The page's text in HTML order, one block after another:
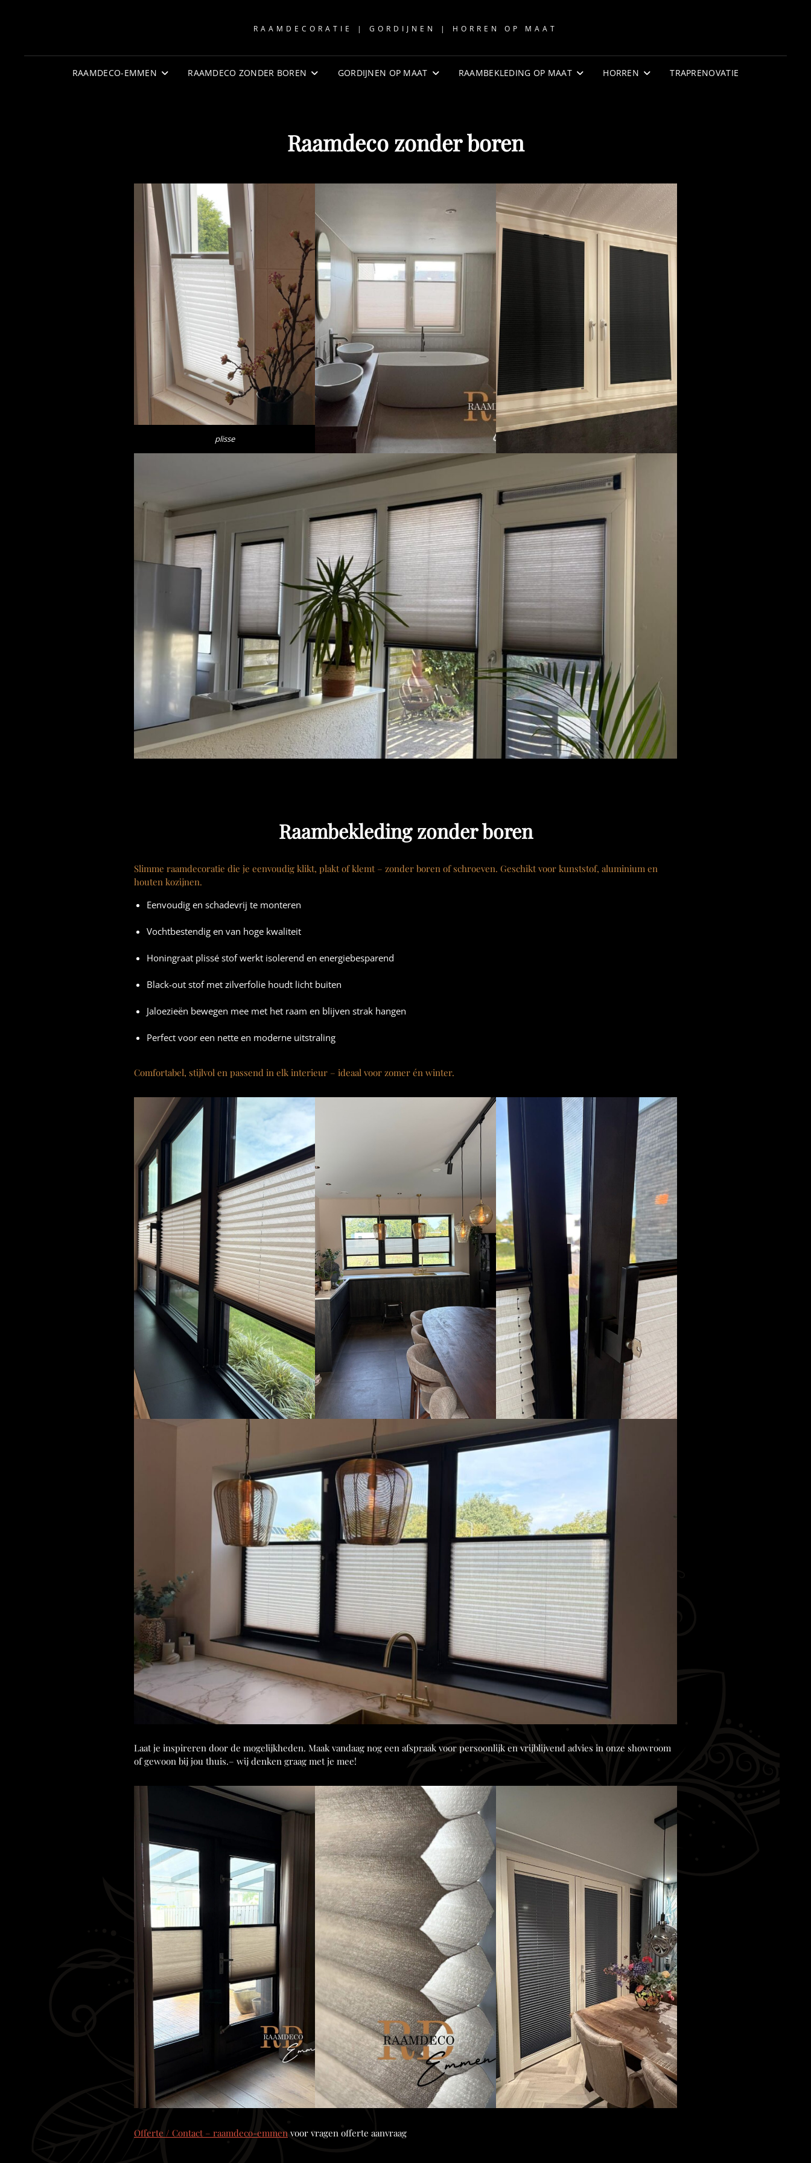
RAAMDECORATIE | GORDIJNEN | HORREN OP MAAT
RAAMDECO-EMMEN RAAMDECO ZONDER BOREN GORDIJNEN OP MAAT RAAMBEKLEDING OP MAAT HORREN TRAPRENOVATIE
Raamdeco zonder boren
plisse
Raambekleding zonder boren
Slimme raamdecoratie die je eenvoudig klikt, plakt of klemt – zonder boren of schroeven. Geschikt voor kunststof, aluminium en
houten kozijnen.
Eenvoudig en schadevrij te monteren
Vochtbestendig en van hoge kwaliteit
Honingraat plissé stof werkt isolerend en energiebesparend
Black-out stof met zilverfolie houdt licht buiten
Jaloezieën bewegen mee met het raam en blijven strak hangen
Perfect voor een nette en moderne uitstraling
Comfortabel, stijlvol en passend in elk interieur – ideaal voor zomer én winter.
Laat je inspireren door de mogelijkheden. Maak vandaag nog een afspraak voor persoonlijk en vrijblijvend advies in onze showroom
of gewoon bij jou thuis.– wij denken graag met je mee!
Offerte / Contact – raamdeco-emmen voor vragen offerte aanvraag